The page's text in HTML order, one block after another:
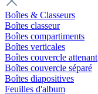
Boîtes & Classeurs
Boîtes classeur
Boîtes compartiments
Boîtes verticales
Boîtes couvercle attenant
Boîtes couvercle séparé
Boîtes diapositives
Feuilles d'album